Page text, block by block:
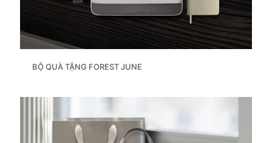
BỘ QUÀ TẶNG FOREST JUNE